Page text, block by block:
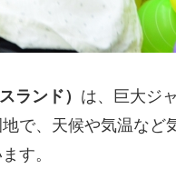
ランド） は、巨大ジ
で、天候や気温など
す。